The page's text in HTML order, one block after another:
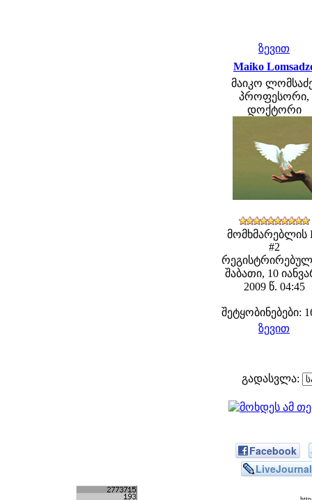
ზევით
Maiko
მაიკო
პროფესორი,
დოქტორი
მომხმარებლის
#2
შაბათი, 10
2009 წ. 04:45
შეტყობინებები:
ზევით
გადასვლა:
Facebook
LiveJournal